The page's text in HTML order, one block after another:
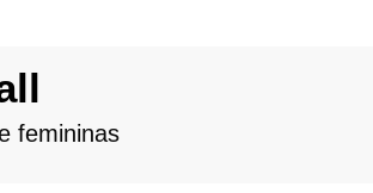
femininas